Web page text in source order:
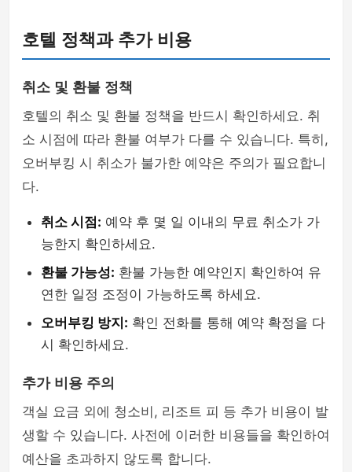
호텔 정책과 추가 비용
취소 및 환불 정책
호텔의 취소 및 환불 정책을 반드시 확인하세요. 취
소 시점에 따라 환불 여부가 다를 수 있습니다. 특히,
오버부킹 시 취소가 불가한 예약은 주의가 필요합니
다.
취소 시점: 예약 후 몇 일 이내의 무료 취소가 가
능한지 확인하세요.
환불 가능성: 환불 가능한 예약인지 확인하여 유
연한 일정 조정이 가능하도록 하세요.
오버부킹 방지: 확인 전화를 통해 예약 확정을 다
시 확인하세요.
추가 비용 주의
객실 요금 외에 청소비, 리조트 피 등 추가 비용이 발
생할 수 있습니다. 사전에 이러한 비용들을 확인하여
예산을 초과하지 않도록 합니다.